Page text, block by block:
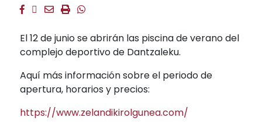
Facebook
Twitter
EmailImprimirWhatsapp
El 12 de junio se abrirán las piscina de verano del
complejo deportivo de Dantzaleku.
Aquí más información sobre el periodo de
apertura, horarios y precios:
https://www.zelandikirolgunea.com/